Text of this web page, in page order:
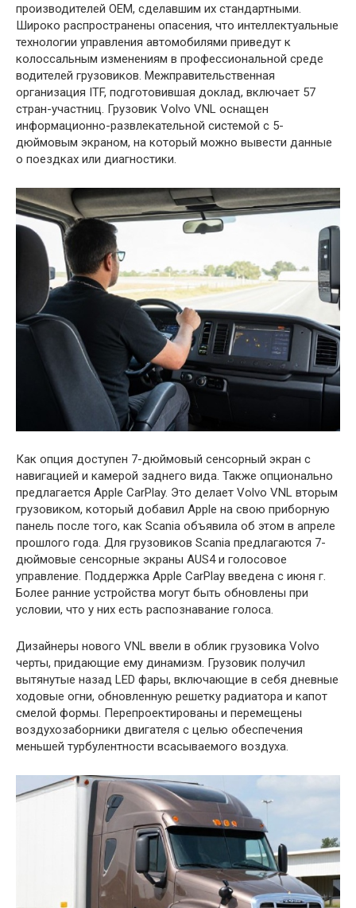
производителей ОЕМ, сделавшим их стандартными.
Широко распространены опасения, что интеллектуальные
технологии управления автомобилями приведут к
колоссальным изменениям в профессиональной среде
водителей грузовиков. Межправительственная
организация ITF, подготовившая доклад, включает 57
стран-участниц. Грузовик Volvo VNL оснащен
информационно-развлекательной системой с 5-
дюймовым экраном, на который можно вывести данные
о поездках или диагностики.
Как опция доступен 7-дюймовый сенсорный экран с
навигацией и камерой заднего вида. Также опционально
предлагается Apple CarPlay. Это делает Volvo VNL вторым
грузовиком, который добавил Apple на свою приборную
панель после того, как Scania объявила об этом в апреле
прошлого года. Для грузовиков Scania предлагаются 7-
дюймовые сенсорные экраны AUS4 и голосовое
управление. Поддержка Apple CarPlay введена с июня г.
Более ранние устройства могут быть обновлены при
условии, что у них есть распознавание голоса.
Дизайнеры нового VNL ввели в облик грузовика Volvo
черты, придающие ему динамизм. Грузовик получил
вытянутые назад LED фары, включающие в себя дневные
ходовые огни, обновленную решетку радиатора и капот
смелой формы. Перепроектированы и перемещены
воздухозаборники двигателя с целью обеспечения
меньшей турбулентности всасываемого воздуха.